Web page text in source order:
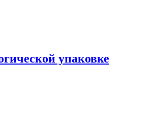
упаковке